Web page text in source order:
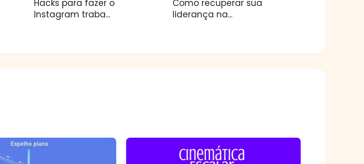
Hacks para fazer o
Instagram traba...
Como recuperar sua
liderança na...